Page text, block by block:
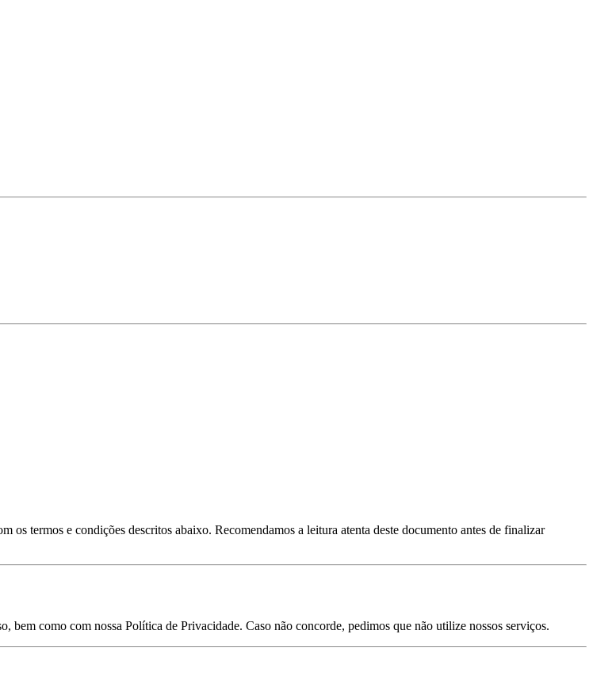
os termos e condições descritos abaixo. Recomendamos a leitura atenta deste documento antes de finalizar
bem como com nossa Política de Privacidade. Caso não concorde, pedimos que não utilize nossos serviços.